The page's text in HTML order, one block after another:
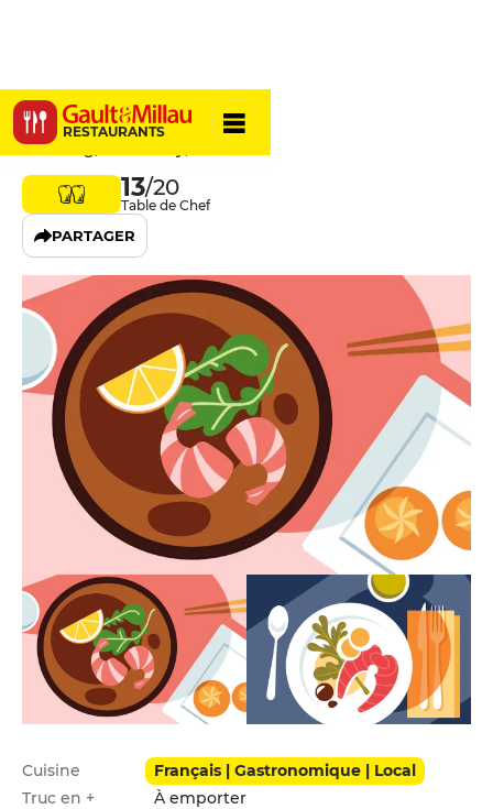
RESTAURANTS
La Grangée
Le Bourg, 58110 Alluy, France
13/20
Table de Chef
PARTAGER
Infos pratiques
Cuisine
Français | Gastronomique | Local
Truc en +
À emporter